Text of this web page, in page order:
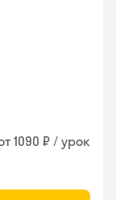
1090 ₽ / урок